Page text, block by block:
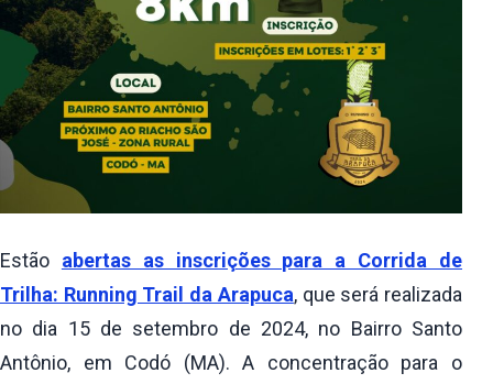
Estão abertas as inscrições para a Corrida de
Trilha: Running Trail da Arapuca, que será realizada
no dia 15 de setembro de 2024, no Bairro Santo
Antônio, em Codó (MA). A concentração para o